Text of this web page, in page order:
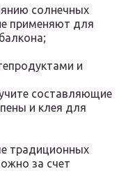
солнечных
применяют для
и
составляющие
и клея для
традиционных
за счет